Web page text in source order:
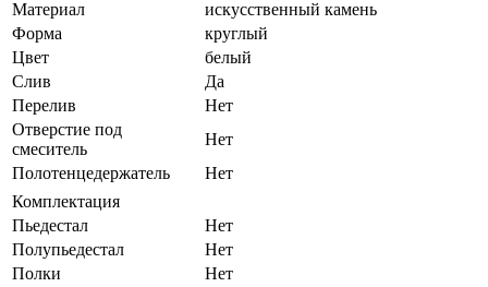
Материал
искусственный камень
Форма
круглый
Цвет
белый
Слив
Да
Перелив
Нет
Отверстие под
смеситель
Нет
Полотенцедержатель
Нет
Комплектация
Пьедестал
Нет
Полупьедестал
Нет
Полки
Нет